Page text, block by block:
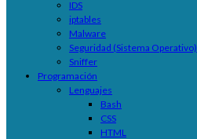
IDS
iptables
Malware
Seguridad (Sistema Operativo)
Sniffer
Programación
Lenguajes
Bash
CSS
HTML